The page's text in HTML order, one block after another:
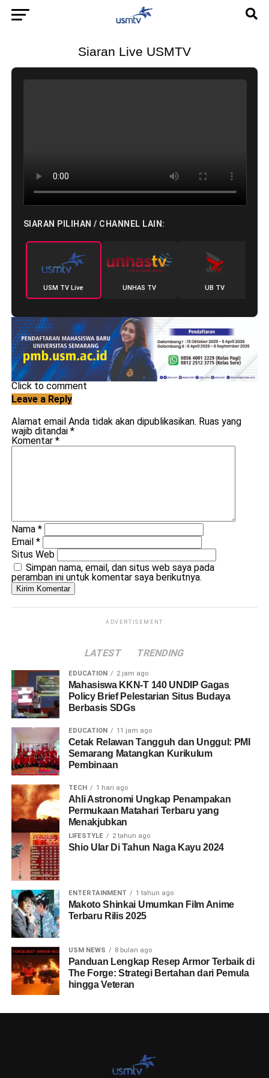
Siaran Live USMTV
SIARAN PILIHAN / CHANNEL LAIN:
USM TV Live UNHAS TV UB TV
Click to comment
Leave a Reply
Alamat email Anda tidak akan dipublikasikan. Ruas yang
wajib ditandai *
Komentar *
Nama *
Email *
Situs Web
Simpan nama, email, dan situs web saya pada
peramban ini untuk komentar saya berikutnya.
ADVERTISEMENT
LATEST TRENDING
EDUCATION 2 jam ago
Mahasiswa KKN-T 140 UNDIP Gagas
Policy Brief Pelestarian Situs Budaya
Berbasis SDGs
EDUCATION 11 jam ago
Cetak Relawan Tangguh dan Unggul: PMI
Semarang Matangkan Kurikulum
Pembinaan
TECH 1 hari ago
Ahli Astronomi Ungkap Penampakan
Permukaan Matahari Terbaru yang
Menakjubkan
LIFESTYLE 2 tahun ago
Shio Ular Di Tahun Naga Kayu 2024
ENTERTAINMENT 1 tahun ago
Makoto Shinkai Umumkan Film Anime
Terbaru Rilis 2025
USM NEWS 8 bulan ago
Panduan Lengkap Resep Armor Terbaik di
The Forge: Strategi Bertahan dari Pemula
hingga Veteran